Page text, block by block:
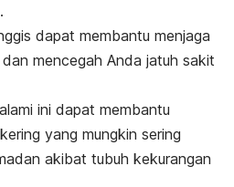
dapat membantu menjaga
mencegah Anda jatuh sakit
ini dapat membantu
yang mungkin sering
akibat tubuh kekurangan